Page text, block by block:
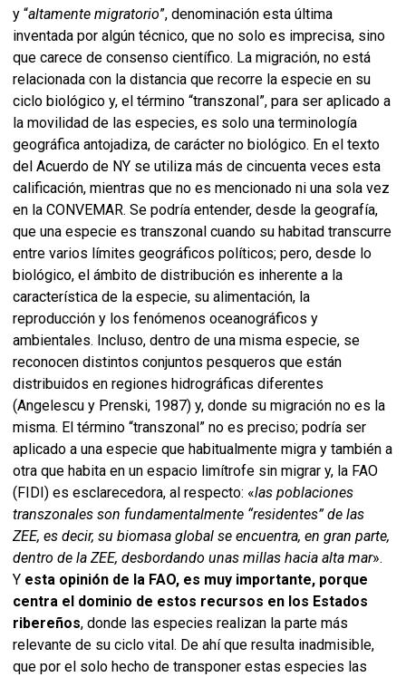
y “altamente migratorio”, denominación esta última
inventada por algún técnico, que no solo es imprecisa, sino
que carece de consenso científico. La migración, no está
relacionada con la distancia que recorre la especie en su
ciclo biológico y, el término “transzonal”, para ser aplicado a
la movilidad de las especies, es solo una terminología
geográfica antojadiza, de carácter no biológico. En el texto
del Acuerdo de NY se utiliza más de cincuenta veces esta
calificación, mientras que no es mencionado ni una sola vez
en la CONVEMAR. Se podría entender, desde la geografía,
que una especie es transzonal cuando su habitad transcurre
entre varios límites geográficos políticos; pero, desde lo
biológico, el ámbito de distribución es inherente a la
característica de la especie, su alimentación, la
reproducción y los fenómenos oceanográficos y
ambientales. Incluso, dentro de una misma especie, se
reconocen distintos conjuntos pesqueros que están
distribuidos en regiones hidrográficas diferentes
(Angelescu y Prenski, 1987) y, donde su migración no es la
misma. El término “transzonal” no es preciso; podría ser
aplicado a una especie que habitualmente migra y también a
otra que habita en un espacio limítrofe sin migrar y, la FAO
(FIDI) es esclarecedora, al respecto: «las poblaciones
transzonales son fundamentalmente “residentes” de las
ZEE, es decir, su biomasa global se encuentra, en gran parte,
dentro de la ZEE, desbordando unas millas hacia alta mar».
Y esta opinión de la FAO, es muy importante, porque
centra el dominio de estos recursos en los Estados
ribereños, donde las especies realizan la parte más
relevante de su ciclo vital. De ahí que resulta inadmisible,
que por el solo hecho de transponer estas especies las